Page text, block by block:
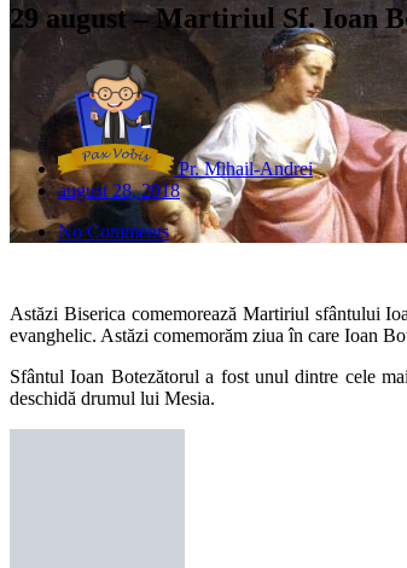
29 august – Martiriul Sf. Ioan
Pr. Mihail-Andrei
august 28, 2018
No Comments
Astăzi Biserica comemorează Martiriul sfântului
evanghelic. Astăzi comemorăm ziua în care Ioan
Sfântul Ioan Botezătorul a fost unul dintre cele
deschidă drumul lui Mesia.